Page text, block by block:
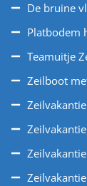
De bruine
Platbodem
Teamuitje
Zeilboot